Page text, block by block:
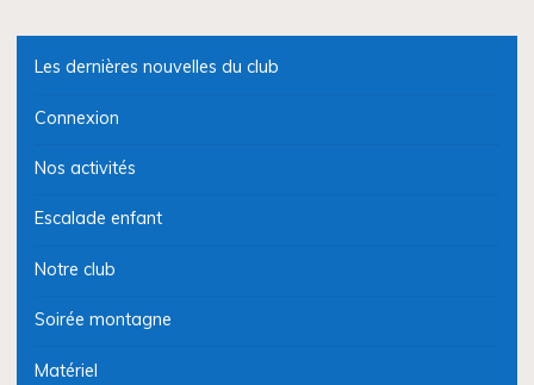
Les dernières nouvelles du club
Connexion
Nos activités
Escalade enfant
Notre club
Soirée montagne
Matériel